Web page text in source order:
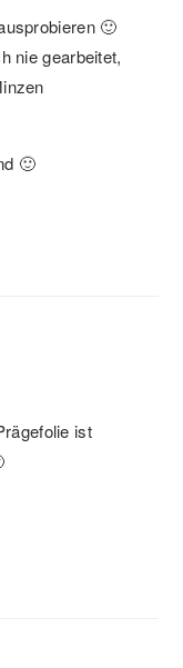
🙂
nie gearbeitet,
🙂
ist